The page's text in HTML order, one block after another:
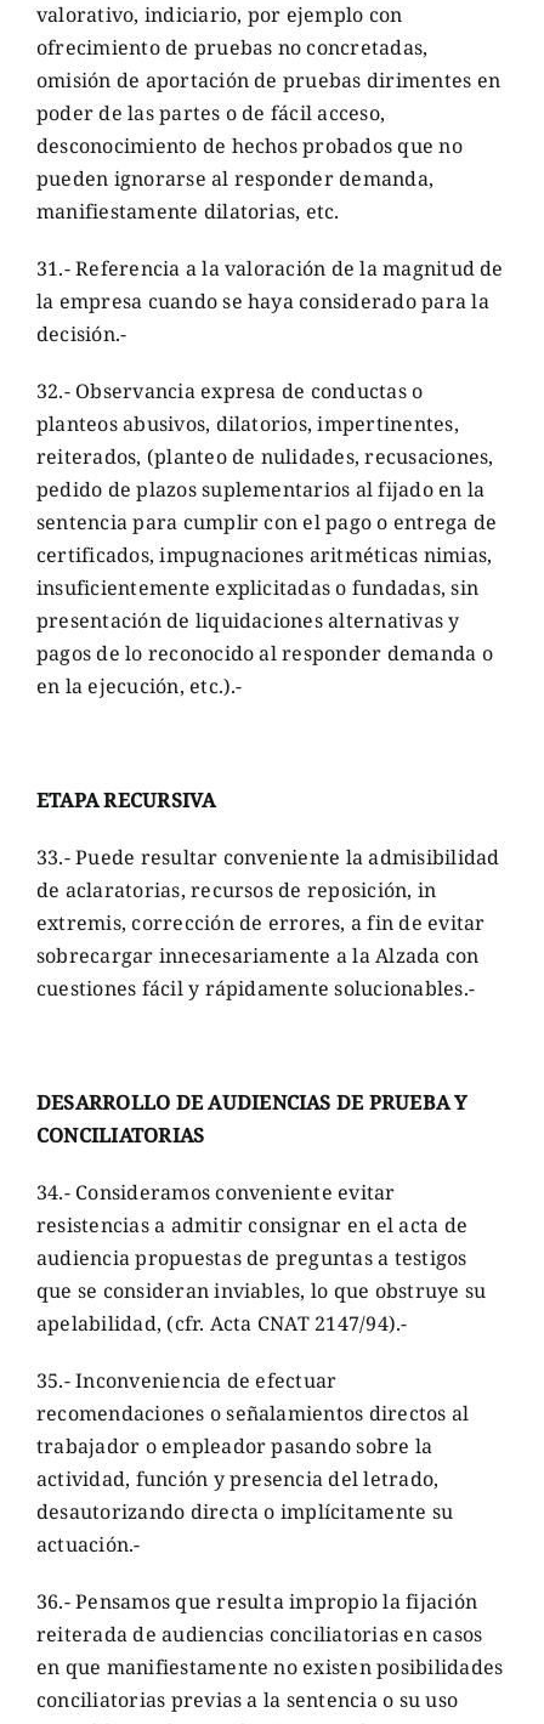
valorativo, indiciario, por ejemplo con
ofrecimiento de pruebas no concretadas,
omisión de aportación de pruebas dirimentes en
poder de las partes o de fácil acceso,
desconocimiento de hechos probados que no
pueden ignorarse al responder demanda,
manifiestamente dilatorias, etc.
31.- Referencia a la valoración de la magnitud de
la empresa cuando se haya considerado para la
decisión.-
32.- Observancia expresa de conductas o
planteos abusivos, dilatorios, impertinentes,
reiterados, (planteo de nulidades, recusaciones,
pedido de plazos suplementarios al fijado en la
sentencia para cumplir con el pago o entrega de
certificados, impugnaciones aritméticas nimias,
insuficientemente explicitadas o fundadas, sin
presentación de liquidaciones alternativas y
pagos de lo reconocido al responder demanda o
en la ejecución, etc.).-
ETAPA RECURSIVA
33.- Puede resultar conveniente la admisibilidad
de aclaratorias, recursos de reposición, in
extremis, corrección de errores, a fin de evitar
sobrecargar innecesariamente a la Alzada con
cuestiones fácil y rápidamente solucionables.-
DESARROLLO DE AUDIENCIAS DE PRUEBA Y
CONCILIATORIAS
34.- Consideramos conveniente evitar
resistencias a admitir consignar en el acta de
audiencia propuestas de preguntas a testigos
que se consideran inviables, lo que obstruye su
apelabilidad, (cfr. Acta CNAT 2147/94).-
35.- Inconveniencia de efectuar
recomendaciones o señalamientos directos al
trabajador o empleador pasando sobre la
actividad, función y presencia del letrado,
desautorizando directa o implícitamente su
actuación.-
36.- Pensamos que resulta impropio la fijación
reiterada de audiencias conciliatorias en casos
en que manifiestamente no existen posibilidades
conciliatorias previas a la sentencia o su uso